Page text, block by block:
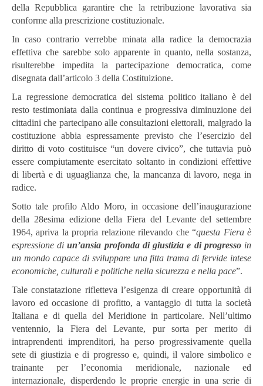
della Repubblica garantire che la retribuzione lavorativa sia
conforme alla prescrizione costituzionale.
In caso contrario verrebbe minata alla radice la democrazia
effettiva che sarebbe solo apparente in quanto, nella sostanza,
risulterebbe impedita la partecipazione democratica, come
disegnata dall’articolo 3 della Costituizione.
La regressione democratica del sistema politico italiano è del
resto testimoniata dalla continua e progressiva diminuzione dei
cittadini che partecipano alle consultazioni elettorali, malgrado la
costituzione abbia espressamente previsto che l’esercizio del
diritto di voto costituisce “un dovere civico”, che tuttavia può
essere compiutamente esercitato soltanto in condizioni effettive
di libertà e di uguaglianza che, la mancanza di lavoro, nega in
radice.
Sotto tale profilo Aldo Moro, in occasione dell’inaugurazione
della 28esima edizione della Fiera del Levante del settembre
1964, apriva la propria relazione rilevando che “questa Fiera è
espressione diun’ansia profonda di giustizia e di progresso in
un mondo capace di sviluppare una fitta trama di fervide intese
economiche, culturali e politiche nella sicurezza e nella pace”.
Tale constatazione rifletteva l’esigenza di creare opportunità di
lavoro ed occasione di profitto, a vantaggio di tutta la società
Italiana e di quella del Meridione in particolare. Nell’ultimo
ventennio, la Fiera del Levante, pur sorta per merito di
intraprendenti imprenditori, ha perso progressivamente quella
sete di giustizia e di progresso e, quindi, il valore simbolico e
trainante per l’economia meridionale, nazionale ed
internazionale, disperdendo le proprie energie in una serie di